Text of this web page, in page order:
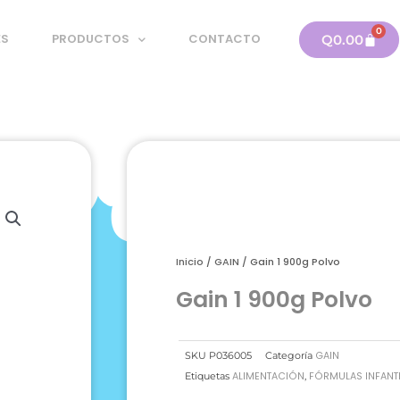
PRODUCTOS CONTACTO Q0.00
0
Inicio / GAIN / Gain 1 900g Polvo
Gain 1 900g Polvo
SKU P036005 Categoría GAIN
Etiquetas ALIMENTACIÓN, FÓRMULAS